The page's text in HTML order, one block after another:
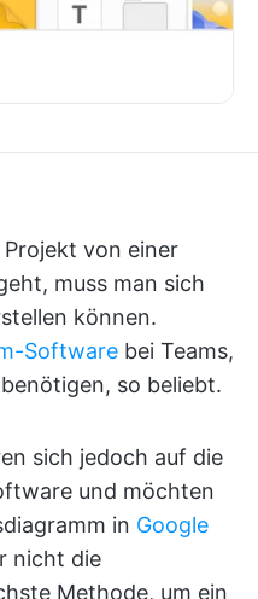
von einer
muss man sich
können.
Software bei Teams,
so beliebt.
sich jedoch auf die
und möchten
in Google
nicht die
Methode, um ein